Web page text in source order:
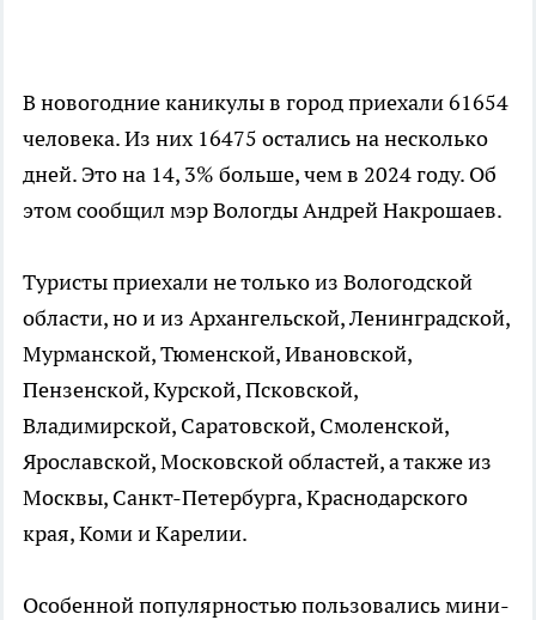
В новогодние каникулы в город приехали 61654
человека. Из них 16475 остались на несколько
дней. Это на 14, 3% больше, чем в 2024 году. Об
этом сообщил мэр Вологды Андрей Накрошаев.
Туристы приехали не только из Вологодской
области, но и из Архангельской, Ленинградской,
Мурманской, Тюменской, Ивановской,
Пензенской, Курской, Псковской,
Владимирской, Саратовской, Смоленской,
Ярославской, Московской областей, а также из
Москвы, Санкт-Петербурга, Краснодарского
края, Коми и Карелии.
Особенной популярностью пользовались мини-